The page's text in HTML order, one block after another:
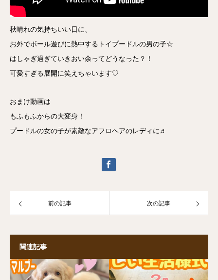
秋晴れの気持ちいい日に、
お外でボール遊びに熱中するトイプードルの男の子☆
はしゃぎ過ぎていきおい余ってどうなった？！
可愛すぎる展開に笑えちゃいます♡
おまけ動画は
もふもふからの大変身！
プードルの女の子が素敵なアフロヘアのレディに♬
前の記事 次の記事
関連記事